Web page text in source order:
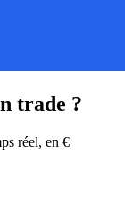
trade ?
réel, en €